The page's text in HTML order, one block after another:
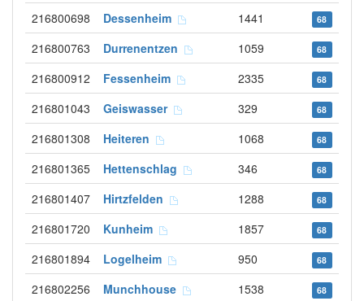
216800698 Dessenheim 1441 68
216800763 Durrenentzen 1059 68
216800912 Fessenheim 2335 68
216801043 Geiswasser 329 68
216801308 Heiteren 1068 68
216801365 Hettenschlag 346 68
216801407 Hirtzfelden 1288 68
216801720 Kunheim 1857 68
216801894 Logelheim 950 68
216802256 Munchhouse 1538 68